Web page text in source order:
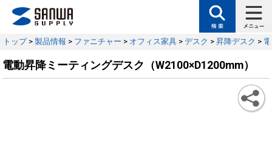
トップ> 製品情報 > ファニチャー > オフィス家具 > デスク > 昇降デスク >
電動昇降ミーティングデスク（W2100×D1200mm）